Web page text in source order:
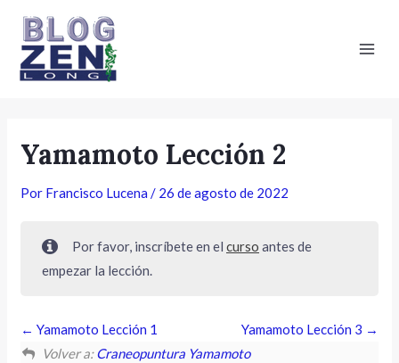
contenido
Yamamoto Lección 2
Por Francisco Lucena/ 26 de agosto de 2022
Por favor, inscríbete en el curso antes de
empezar la lección.
Yamamoto Lección 1
Yamamoto Lección 3
Volver a:Craneopuntura Yamamoto